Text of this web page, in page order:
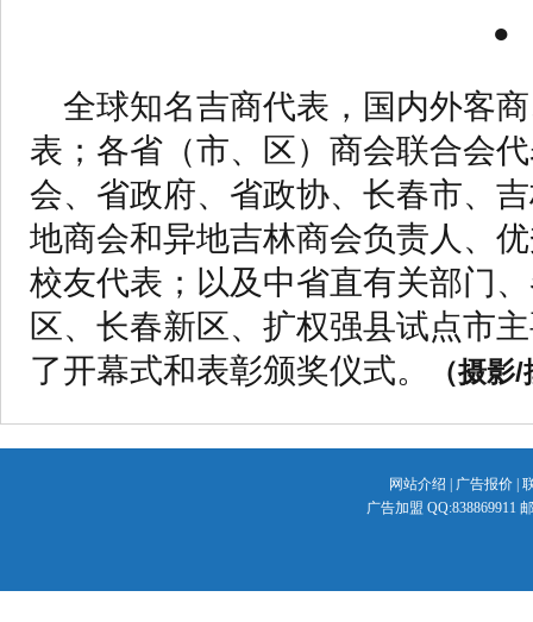
●
全球知名吉商代表，国内外客
表；各省（市、区）商会联合会
会、省政府、省政协、长春市、
地商会和异地吉林商会负责人、
校友代表；以及中省直有关部门
区、长春新区、扩权强县试点市
了开幕式和表彰颁奖仪式。
（摄
网站介绍 广告报价
广告加盟 QQ:838869911